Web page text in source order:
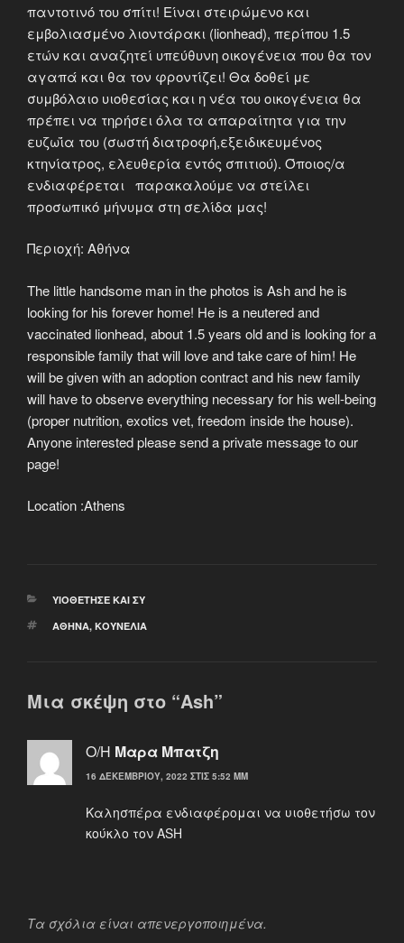
παντοτινό του σπίτι! Είναι στειρώμενο και
εμβολιασμένο λιοντάρακι (lionhead), περίπου 1.5
ετών και αναζητεί υπεύθυνη οικογένεια που θα τον
αγαπά και θα τον φροντίζει! Θα δοθεί με
συμβόλαιο υιοθεσίας και η νέα του οικογένεια θα
πρέπει να τηρήσει όλα τα απαραίτητα για την
ευζωΐα του (σωστή διατροφή,εξειδικευμένος
κτηνίατρος, ελευθερία εντός σπιτιού). Όποιος/α
ενδιαφέρεται παρακαλούμε να στείλει
προσωπικό μήνυμα στη σελίδα μας!
Περιοχή: Αθήνα
The little handsome man in the photos is Ash and he is
looking for his forever home! He is a neutered and
vaccinated lionhead, about 1.5 years old and is looking for a
responsible family that will love and take care of him! He
will be given with an adoption contract and his new family
will have to observe everything necessary for his well-being
(proper nutrition, exotics vet, freedom inside the house).
Anyone interested please send a private message to our
page!
Location :Athens
ΚΑΤΗΓΟΡΊΕΣ
ΥΙΟΘΈΤΗΣΕ ΚΑΙ ΣΥ
ΕΤΙΚΈΤΕΣ
ΑΘΉΝΑ, ΚΟΥΝΈΛΙΑ
Μια σκέψη στο “Ash”
Ο/Η Μαρα Μπατζη
16 ΔΕΚΕΜΒΡΊΟΥ, 2022 ΣΤΙΣ 5:52 ΜΜ
Καλησπέρα ενδιαφέρομαι να υιοθετήσω τον
κούκλο τον ΑSH
Τα σχόλια είναι απενεργοποιημένα.